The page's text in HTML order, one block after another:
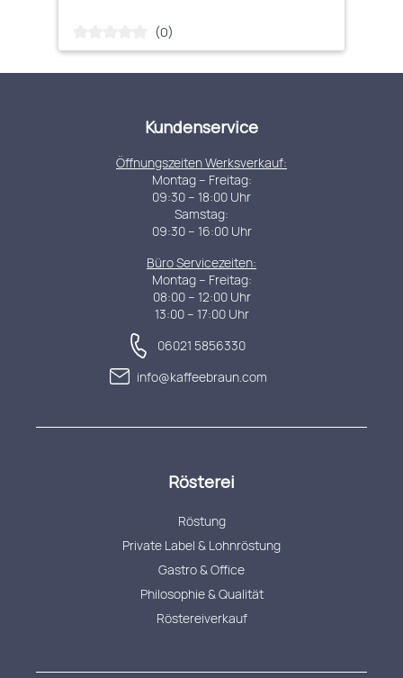
Durchschnittliche Bewertung von 0 von 5 Sternen
(0)
Kundenservice
Öffnungszeiten Werksverkauf:
Montag – Freitag:
09:30 – 18:00 Uhr
Samstag:
09:30 – 16:00 Uhr
Büro Servicezeiten:
Montag – Freitag:
08:00 – 12:00 Uhr
13:00 – 17:00 Uhr
06021 5856330
info@kaffeebraun.com
Rösterei
Röstung
Private Label & Lohnröstung
Gastro & Office
Philosophie & Qualität
Röstereiverkauf